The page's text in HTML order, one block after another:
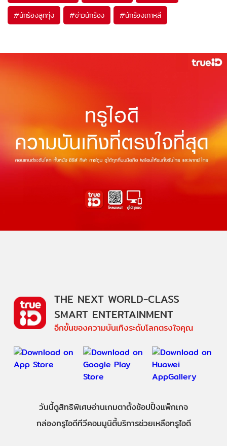
#นักร้องลูกทุ่ง #ข่าวนักร้อง #นักร้องเกาหลี
THE NEXT WORLD-CLASS
SMART ENTERTAINMENT
อีกขั้นของความบันเทิงระดับโลกตรงใจคุณ
วันนี้ดูสิทธิพิเศษอ่านเกมตาตั้งช้อปปิ้งแพ็กเกจ
กล่องทรูไอดีทีวีคอมมูนิตี้บริการช่วยเหลือทรูไอดี